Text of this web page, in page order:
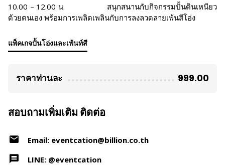
10.00 – 12.00 น. สนุกสนานกับกิจกรรมปั้นดินเหนียว
ด้วยตนเอง พร้อมการเพลิดเพลินกับการลงลวดลายเพ้นสีโอ่ง
แพ็คเกจปั้นโอ่งและเพ้นท์สี
ราคาท่านละ 999.00
สอบถามเพิ่มเติม ติดต่อ
Email: eventcation@billion.co.th
LINE: @eventcation